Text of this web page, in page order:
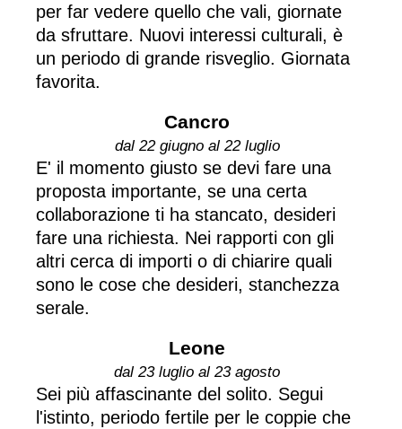
per far vedere quello che vali, giornate
da sfruttare. Nuovi interessi culturali, è
un periodo di grande risveglio. Giornata
favorita.
Cancro
dal 22 giugno al 22 luglio
E' il momento giusto se devi fare una
proposta importante, se una certa
collaborazione ti ha stancato, desideri
fare una richiesta. Nei rapporti con gli
altri cerca di importi o di chiarire quali
sono le cose che desideri, stanchezza
serale.
Leone
dal 23 luglio al 23 agosto
Sei più affascinante del solito. Segui
l'istinto, periodo fertile per le coppie che